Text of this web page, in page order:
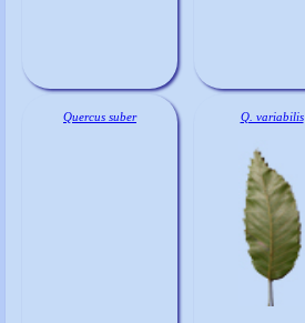
Quercus suber Q. variabilis